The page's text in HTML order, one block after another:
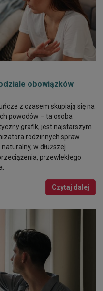
obowiązków
z czasem skupiają się na
powodów – ta osoba
grafik, jest najstarszym
rodzinnych spraw.
w dłuższej
przewlekłego
Czytaj dalej